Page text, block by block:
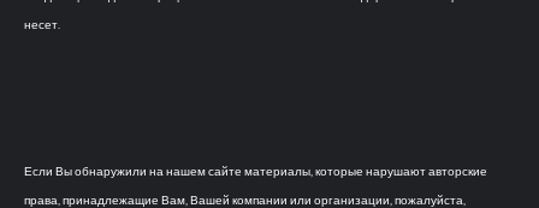
несет.
Если Вы обнаружили на нашем сайте материалы, которые нарушают авторские
права, принадлежащие Вам, Вашей компании или организации, пожалуйста,